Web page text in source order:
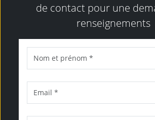
de contact pour une
renseignements